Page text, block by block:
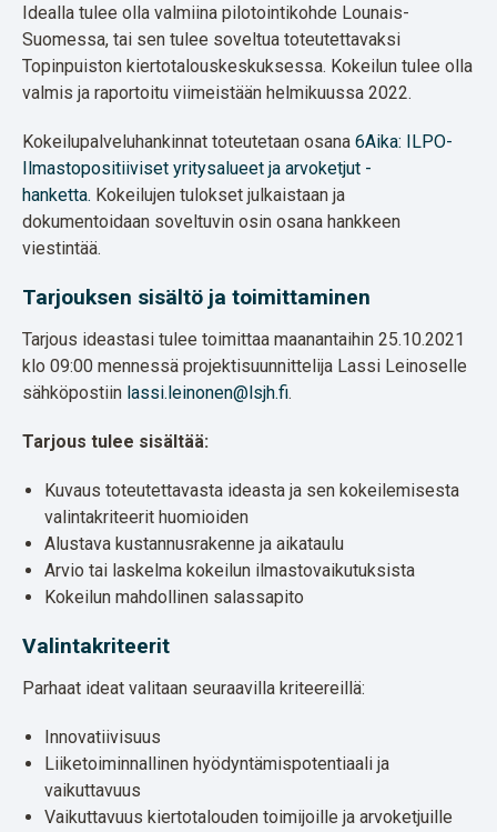
Idealla tulee olla valmiina pilotointikohde Lounais-
Suomessa, tai sen tulee soveltua toteutettavaksi
Topinpuiston kiertotalouskeskuksessa. Kokeilun tulee olla
valmis ja raportoitu viimeistään helmikuussa 2022.
Kokeilupalveluhankinnat toteutetaan osana 6Aika: ILPO-
Ilmastopositiiviset yritysalueet ja arvoketjut -
hanketta. Kokeilujen tulokset julkaistaan ja
dokumentoidaan soveltuvin osin osana hankkeen
viestintää.
Tarjouksen sisältö ja toimittaminen
Tarjous ideastasi tulee toimittaa maanantaihin 25.10.2021
klo 09:00 mennessä projektisuunnittelija Lassi Leinoselle
sähköpostiin lassi.leinonen@lsjh.fi.
Tarjous tulee sisältää:
Kuvaus toteutettavasta ideasta ja sen kokeilemisesta
valintakriteerit huomioiden
Alustava kustannusrakenne ja aikataulu
Arvio tai laskelma kokeilun ilmastovaikutuksista
Kokeilun mahdollinen salassapito
Valintakriteerit
Parhaat ideat valitaan seuraavilla kriteereillä:
Innovatiivisuus
Liiketoiminnallinen hyödyntämispotentiaali ja
vaikuttavuus
Vaikuttavuus kiertotalouden toimijoille ja arvoketjuille